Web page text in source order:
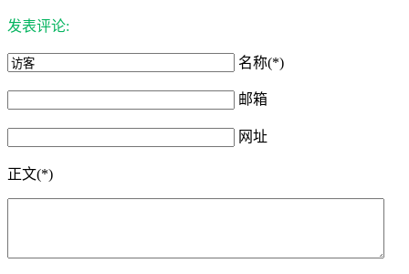
发表评论:
名称(*)
邮箱
网址
正文(*)